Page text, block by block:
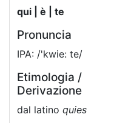
qui | è | te
Pronuncia
IPA: /'kwie: te/
Etimologia /
Derivazione
dal latino quies